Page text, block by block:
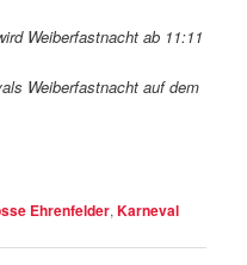
Weiberfastnacht ab 11:11
Weiberfastnacht auf dem
Ehrenfelder,Karneval